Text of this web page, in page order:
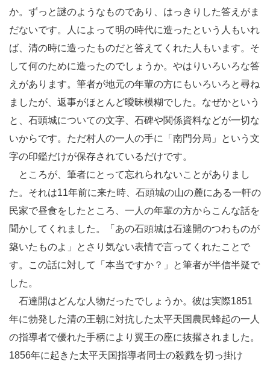
か。ずっと謎のようなものであり、はっきりした答えがま
だないです。人によって明の時代に造ったという人もいれ
ば、清の時に造ったものだと答えてくれた人もいます。そ
して何のために造ったのでしょうか。やはりいろいろな答
えがあります。筆者が地元の年輩の方にもいろいろと尋ね
ましたが、返事がほとんど曖昧模糊でした。なぜかという
と、石頭城についての文字、石碑や関係資料などが一切な
いからです。ただ村人の一人の手に「南門分局」という文
字の印鑑だけが保存されているだけです。
ところが、筆者にとって忘れられないことがありまし
た。それは11年前に来た時、石頭城の山の麓にある一軒の
民家で昼食をしたところ、一人の年輩の方からこんな話を
聞かしてくれました。「あの石頭城は石達開のつわものが
築いたものよ」とさり気ない表情で言ってくれたことで
す。この話に対して「本当ですか？」と筆者が半信半疑で
した。
石達開はどんな人物だったでしょうか。彼は実際1851
年に勃発した清の王朝に対抗した太平天国農民蜂起の一人
の指導者で優れた手柄により翼王の座に抜擢されました。
1856年に起きた太平天国指導者同士の殺戮を切っ掛け